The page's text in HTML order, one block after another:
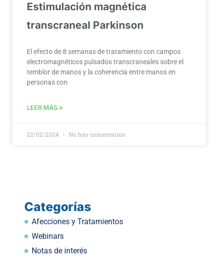
Estimulación magnética
transcraneal Parkinson
El efecto de 8 semanas de tratamiento con campos
electromagnéticos pulsados transcraneales sobre el
temblor de manos y la coherencia entre manos en
personas con
LEER MÁS »
22/02/2024 No hay comentarios
Categorías
Afecciones y Tratamientos
Webinars
Notas de interés